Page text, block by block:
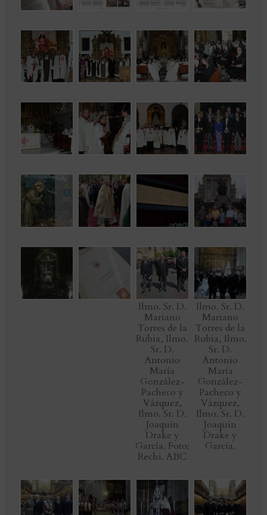
Ilmo. Sr. D.
Mariano
Torres de la
Rubia, Ilmo.
Sr. D.
Antonio
María
González-
Pacheco y
Vázquez,
Ilmo. Sr. D.
Joaquín
Drake y
García. Foto:
Rechi. ABC
Ilmo. Sr. D.
Mariano
Torres de la
Rubia, Ilmo.
Sr. D.
Antonio
María
González-
Pacheco y
Vázquez,
Ilmo. Sr. D.
Joaquín
Drake y
García.